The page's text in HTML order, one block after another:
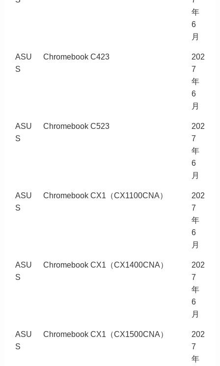
年
6
月
ASU
S
Chromebook C423
202
7
年
6
月
ASU
S
Chromebook C523
202
7
年
6
月
ASU
S
Chromebook CX1（CX1100CNA）
202
7
年
6
月
ASU
S
Chromebook CX1（CX1400CNA）
202
7
年
6
月
ASU
S
Chromebook CX1（CX1500CNA）
202
7
年